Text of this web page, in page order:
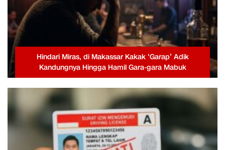
Hindari Miras, di Makassar Kakak ‘Garap’ Adik
Kandungnya Hingga Hamil Gara-gara Mabuk